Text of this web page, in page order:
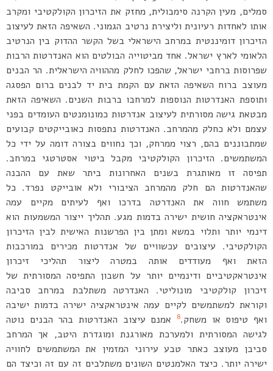
סמלים, מעין הקרנה סימבולית, מחזק את הזיכרון הקולקטיבי ומקרב
אותו לאחדות רעיונית וליצירת נרטיב הגמוני. השאיפה הזאת לעיצוב
הזיכרון דומיננטית במרחב הישראלי בשל הקשר ההדוק בין הנרטיב
הלאומי לארץ ישראל. אחד מביטוייה הבולטים הוא האנדרטות הרבות
שפרוסות ברחבי ישראל, שהפכו לחלק מההוויה הישראלית. הר הבנים
מעוצב ברוח השאיפה הזאת עם הקמת בית יד לבנים ברום הפסגה
ותוספת האנדרטות הנוספות למרחבו ברבות השנים. השאיפה הזאת
מבטאת גישה מסורתית לעיצוב אנדרטות כמונומנטים העומדים בפני
עצמם ולא כחלק מהמרחב. האנדרטות נתפסות כאובייקטים קבועים
שמתבוננים בהם, רצוי ממרחק, וכך נחווים בצורה דומה על ידי כל
המשתמשים. הזיכרון הקולקטיבי מקבל ביטוי אסטרטגי במרחב.
תפיסה זו מאותגרת בשנים האחרונות ביתר שאת עם ההבנה
שהאנדרטות הם חלק מהמרחב הציבורי ולא אובייקט נפרד. כל
משתמש חווה את האנדרטה בדרכו ואף לעיתים מקיים עמה
אינטראקציה חושית ישירה בדמות מגע. תהליך ייצור המשמעות הוא
דינמי יותר ותלוי במשא ומתן בין הפרשנות האישית לבין הזיכרון
הקולקטיבי. עיצובים עכשוויים של אנדרטות מכירים במורכבות
הזאת ואף מעודדים אותה במטרה ליצור תהליכי זיכרון
אינטראקטיביים ודינמיים יותר על חשבון התפיסה המסורתית של
זיכרון קולקטיבי מונוליטי. האנדרטה משתלבת במרחב סביבה
וקוראת למשתמשים לקיים עמה אינטראקציה ישירה בדמות ישיבה
ואף טיפוס או משחק.8
אמנם עיצוב האנדרטות בהר הבנים נוטה
לגישה המסורתית ולמערכת מאורגנת ומוגדרת היטב, אך המרחב
סביבן מעוצב כאתר טבע עירוני המזמין את המשתמשים לחוויה
ישירה יותר. כיצד האלמנטים השונים משתלבים זה עם זה וכיצד הם